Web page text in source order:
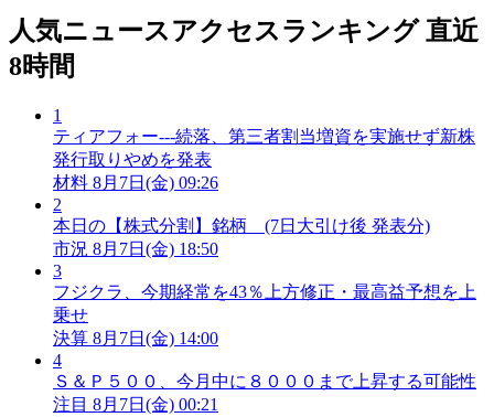
人気ニュースアクセスランキング 直近
8時間
1
ティアフォー---続落、第三者割当増資を実施せず新株
発行取りやめを発表
材料 8月7日(金) 09:26
2
本日の【株式分割】銘柄 (7日大引け後 発表分)
市況 8月7日(金) 18:50
3
フジクラ、今期経常を43％上方修正・最高益予想を上
乗せ
決算 8月7日(金) 14:00
4
Ｓ＆Ｐ５００、今月中に８０００まで上昇する可能性
注目 8月7日(金) 00:21